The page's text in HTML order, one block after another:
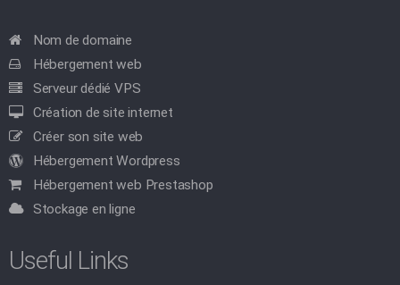
Nom de domaine
Hébergement web
Serveur dédié VPS
Création de site internet
Créer son site web
Hébergement Wordpress
Hébergement web Prestashop
Stockage en ligne
Useful Links